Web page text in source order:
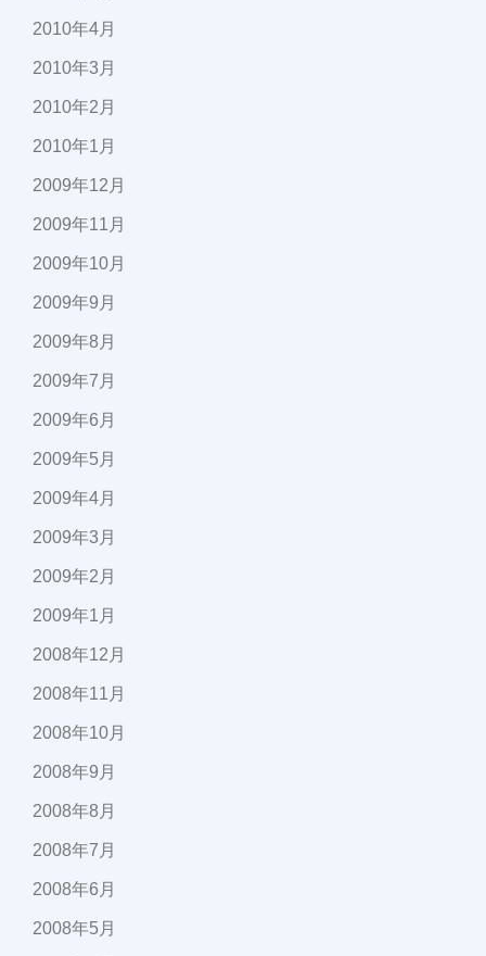
2010年4月
2010年3月
2010年2月
2010年1月
2009年12月
2009年11月
2009年10月
2009年9月
2009年8月
2009年7月
2009年6月
2009年5月
2009年4月
2009年3月
2009年2月
2009年1月
2008年12月
2008年11月
2008年10月
2008年9月
2008年8月
2008年7月
2008年6月
2008年5月